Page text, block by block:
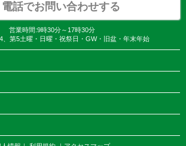
電話でお問い合わせする
営業時間:9時30分～17時30分
、第5土曜・日曜・祝祭日・GW・旧盆・年末年始